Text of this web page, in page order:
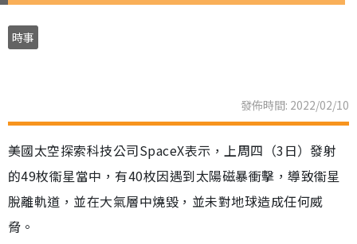
時事
發佈時間: 2022/02/10
美國太空探索科技公司SpaceX表示，上周四（3日）發射
的49枚衞星當中，有40枚因遇到太陽磁暴衝擊，導致衞星
脫離軌道，並在大氣層中燒毀，並未對地球造成任何威
脅。